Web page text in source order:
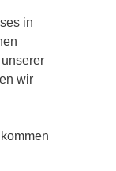
in
wir